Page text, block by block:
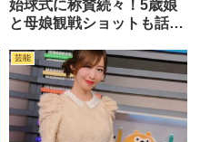
始球式に称賛続々！5歳娘
と母娘観戦ショットも話題
芸能